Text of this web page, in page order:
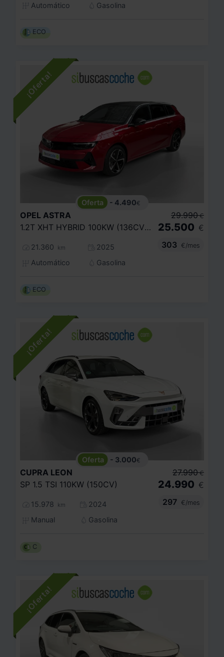
Automático
Gasolina
ECO
- 4.490€
OPEL ASTRA
1.2T XHT HYBRID 100KW (136CV) GS EDCT
21.360 km
2025
Automático
Gasolina
29.990 €
25.500 €
303
€/mes
ECO
- 3.000€
CUPRA LEON
SP 1.5 TSI 110KW (150CV)
15.978 km
2024
Manual
Gasolina
27.990 €
24.990 €
297
€/mes
C